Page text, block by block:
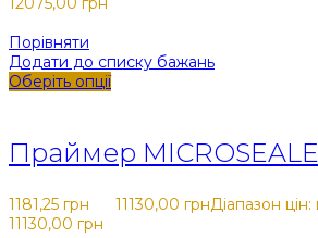
Порівняти
Додати до списку бажань
Оберіть опції
Праймер
1181,25 грн 11130,00 грнДіапазон цін:
11130,00 грн